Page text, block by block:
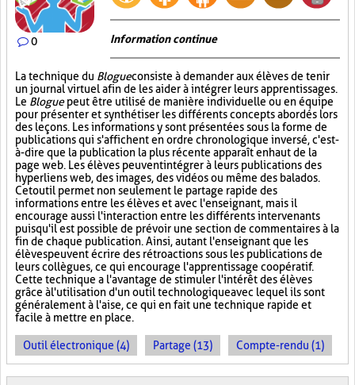
0 Information continue
La technique du Blogueconsiste à demander aux élèves de tenir
un journal virtuel afin de les aider à intégrer leurs apprentissages.
Le Bloguepeut être utilisé de manière individuelle ou en équipe
pour présenter et synthétiser les différents concepts abordés lors
des leçons. Les informations y sont présentées sous la forme de
publications qui s'affichent en ordre chronologique inversé, c'est-
à-dire que la publication la plus récente apparaît en haut de la
page web. Les élèves peuvent intégrer à leurs publications des
hyperliens web, des images, des vidéos ou même des balados.
Cet outil permet non seulement le partage rapide des
informations entre les élèves et avec l'enseignant, mais il
encourage aussi l'interaction entre les différents intervenants
puisqu'il est possible de prévoir une section de commentaires à la
fin de chaque publication. Ainsi, autant l'enseignant que les
élèves peuvent écrire des rétroactions sous les publications de
leurs collègues, ce qui encourage l'apprentissage coopératif.
Cette technique a l'avantage de stimuler l'intérêt des élèves
grâce à l'utilisation d'un outil technologique avec lequel ils sont
généralement à l'aise, ce qui en fait une technique rapide et
facile à mettre en place.
Outil électronique (4) Partage (13) Compte-rendu (1)